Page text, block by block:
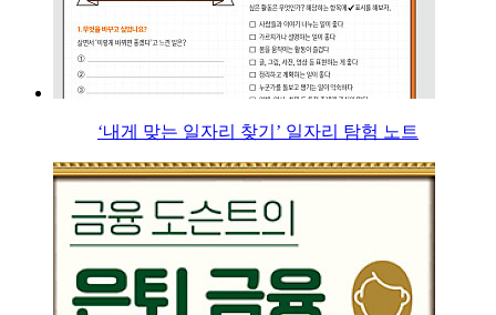
‘내게 맞는 일자리 찾기’ 일자리 탐험 노트